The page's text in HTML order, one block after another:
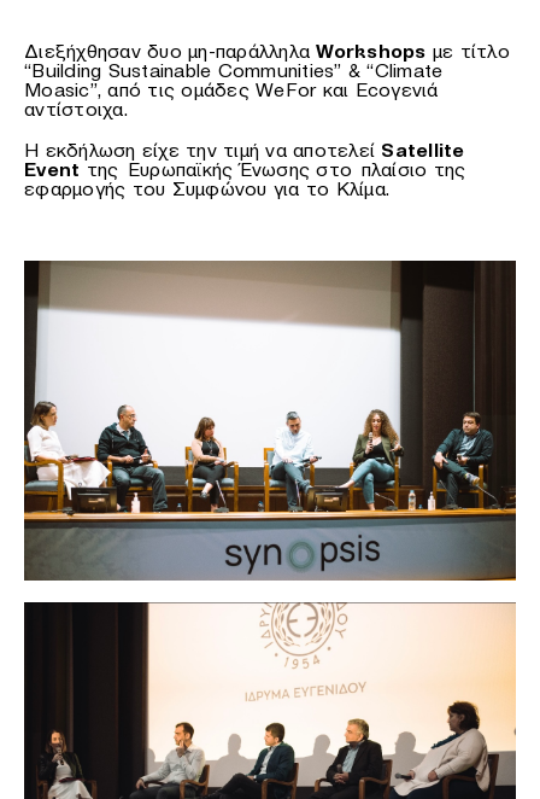
Διεξήχθησαν δυο μη-παράλληλαWorkshops με τίτλο
“Building Sustainable Communities” & “Climate
Moasic”, από τις ομάδες WeFor και Ecoγενιά
αντίστοιχα.
Η εκδήλωση είχε την τιμή να αποτελεί Satellite
Event της Ευρωπαϊκής Ένωσης στο πλαίσιο της
εφαρμογής του Συμφώνου για το Κλίμα.